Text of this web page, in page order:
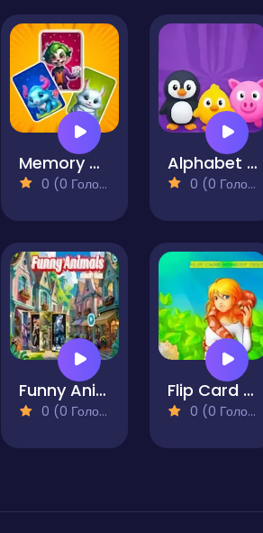
Memory Card Match
0 (0 Голосів)
Alphabet Quest
0 (0 Голосів)
Funny Animals Memory Game
0 (0 Голосів)
Flip Card Memory Test
0 (0 Голосів)